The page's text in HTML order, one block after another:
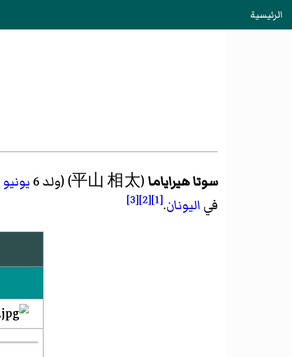
الرئيسية
سوتا هيراياما (平山 相太) (ولد 6 يونيو
في اليونان.
[1]
[2]
[3]